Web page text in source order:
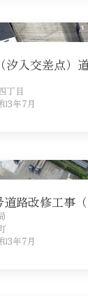
汐入交差点）
丁目
3年7月
路改修工事（
3年7月